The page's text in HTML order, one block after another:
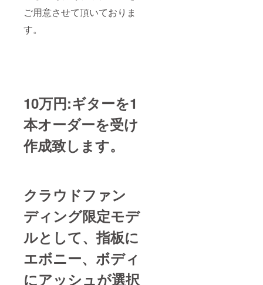
ご用意させて頂いておりま
す。
10万円:ギターを1
本オーダーを受け
作成致します。
クラウドファン
ディング限定モデ
ルとして、指板に
エボニー、ボディ
にアッシュが選択